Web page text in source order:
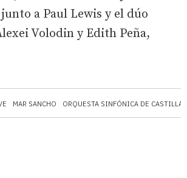
MAR SANCHO ORQUESTA SINFÓNICA DE CASTILLA
a Paul Lewis y el dúo
Volodin y Edith Peña,